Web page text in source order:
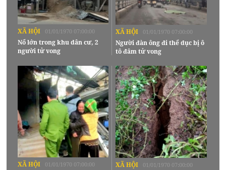
XÃ HỘI 01/01/1970 07:00:00
Nổ lớn trong khu dân cư, 2
người tử vong
XÃ HỘI 01/01/1970 07:00:00
Người đàn ông đi thể dục bị ô
tô đâm tử vong
XÃ HỘI 01/01/1970 07:00:00 XÃ HỘI 01/01/1970 07:00:00